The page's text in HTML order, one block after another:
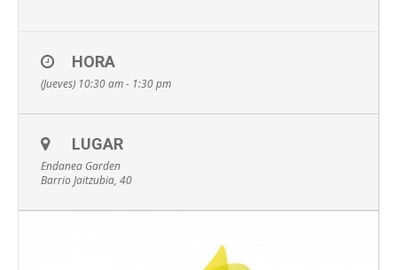
HORA
(Jueves) 10:30 am - 1:30 pm
LUGAR
Endanea Garden
Barrio Jaitzubia, 40